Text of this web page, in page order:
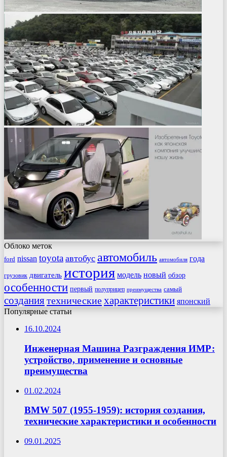
Облоко меток
ford nissan toyota автобус автомобиль автомобиля года
грузовик двигатель история модель новый обзор
особенности первый полуприцеп преимущества самый
созданиятехническиехарактеристики японский
Популярные статьи
16.10.2024
Инженерная Машина Разграждения ИМР:
устройство, применение и основные
преимущества
01.02.2024
BMW 507 (1955-1959): история создания,
технические характеристики и особенности
09.01.2025